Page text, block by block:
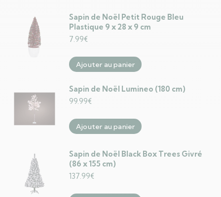
Sapin de Noël Petit Rouge Bleu
Plastique 9 x 28 x 9 cm
7.99€
Ajouter au panier
Sapin de Noël Lumineo (180 cm)
99.99€
Ajouter au panier
Sapin de Noël Black Box Trees Givré
(86 x 155 cm)
137.99€